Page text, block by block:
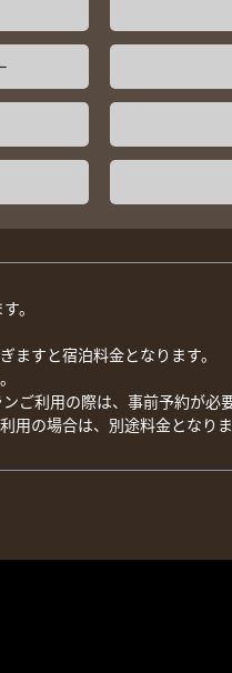
。
すと宿泊料金となります。
ご利用の際は、事前予約が必
用の場合は、別途料金となり